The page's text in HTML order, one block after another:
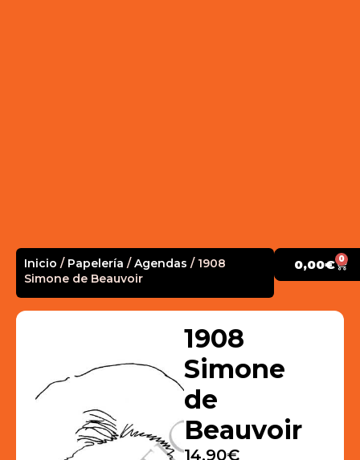
Inicio / Papelería /Agendas / 1908
Simone de Beauvoir
0,00€ 0
1908
Simone
de
Beauvoir
14,90€